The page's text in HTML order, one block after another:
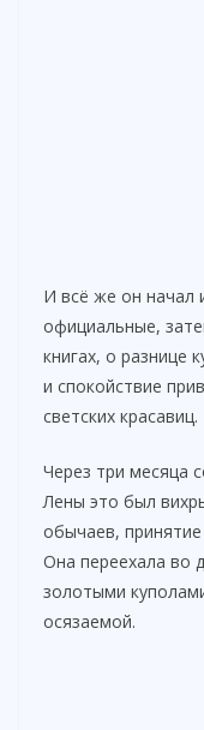
И всё же он начал
официальные,
книгах, о разнице
и спокойствие
светских красавиц.
Через три месяца
Лены это был
обычаев,
Она переехала во
золотыми
осязаемой.